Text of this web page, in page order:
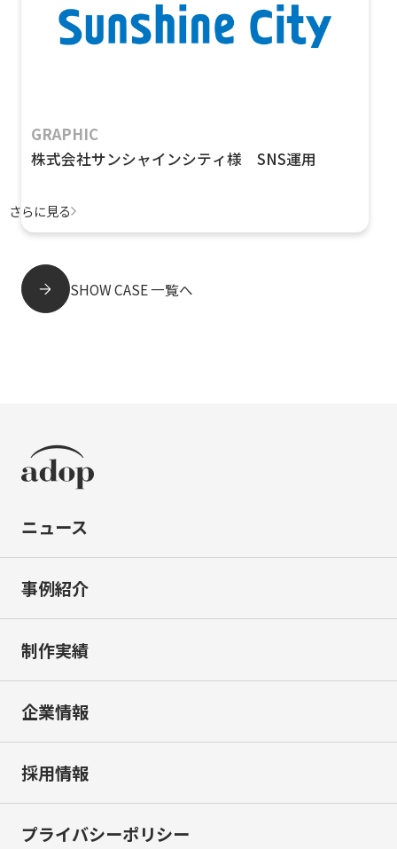
GRAPHIC
株式会社サンシャインシティ様 SNS運用
さらに見る
SHOW CASE 一覧へ
ニュース
事例紹介
制作実績
企業情報
採用情報
プライバシーポリシー